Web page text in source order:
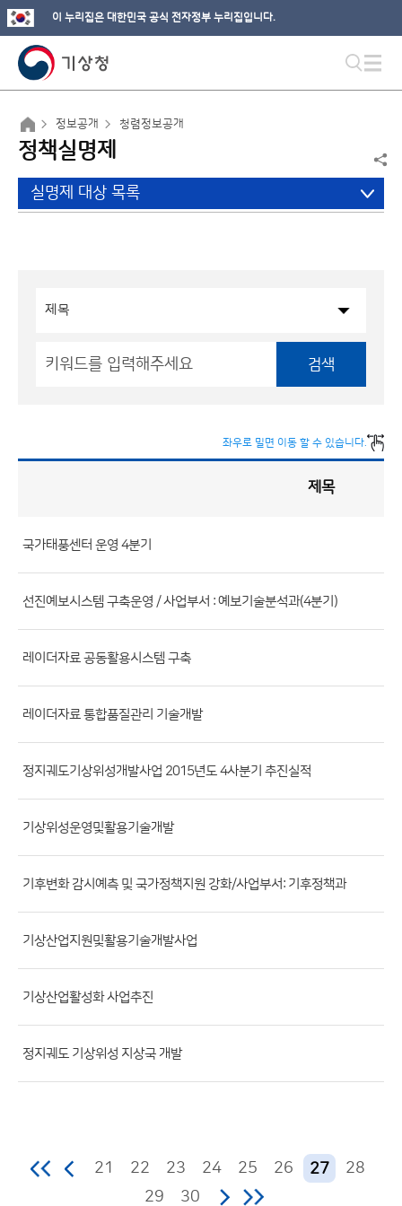
이 누리집은 대한민국 공식 전자정부 누리집입니다.
정보공개 청렴정보공개
정책실명제
실명제 대상 목록
검색
좌우로 밀면 이동 할 수 있습니다.
게
시
판
목
(번
호,
부
서,
첨
록
일,
조
제목
국가태풍센터 운영 4분기
선진예보시스템 구축운영 / 사업부서 : 예보기술분석과(4분기)
레이더자료 공동활용시스템 구축
레이더자료 통합품질관리 기술개발
정지궤도기상위성개발사업 2015년도 4사분기 추진실적
기상위성운영및활용기술개발
기후변화 감시예측 및 국가정책지원 강화/사업부서: 기후정책과
기상산업지원및활용기술개발사업
기상산업활성화 사업추진
정지궤도 기상위성 지상국 개발
21 22 23 24 25 26 27
28
29
30